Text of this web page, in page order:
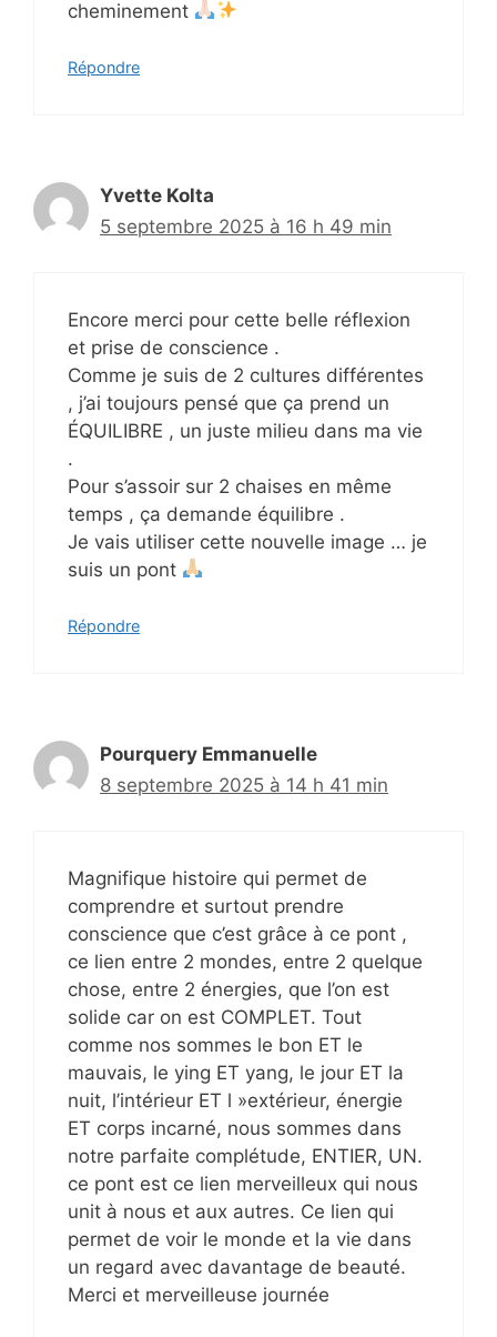
cheminement
Répondre
Yvette Kolta
5 septembre 2025 à 16 h 49 min
Encore merci pour cette belle réflexion
et prise de conscience .
Comme je suis de 2 cultures différentes
, j’ai toujours pensé que ça prend un
ÉQUILIBRE , un juste milieu dans ma vie
.
Pour s’assoir sur 2 chaises en même
temps , ça demande équilibre .
Je vais utiliser cette nouvelle image … je
suis un pont
Répondre
Pourquery Emmanuelle
8 septembre 2025 à 14 h 41 min
Magnifique histoire qui permet de
comprendre et surtout prendre
conscience que c’est grâce à ce pont ,
ce lien entre 2 mondes, entre 2 quelque
chose, entre 2 énergies, que l’on est
solide car on est COMPLET. Tout
comme nos sommes le bon ET le
mauvais, le ying ET yang, le jour ET la
nuit, l’intérieur ET l »extérieur, énergie
ET corps incarné, nous sommes dans
notre parfaite complétude, ENTIER, UN.
ce pont est ce lien merveilleux qui nous
unit à nous et aux autres. Ce lien qui
permet de voir le monde et la vie dans
un regard avec davantage de beauté.
Merci et merveilleuse journée